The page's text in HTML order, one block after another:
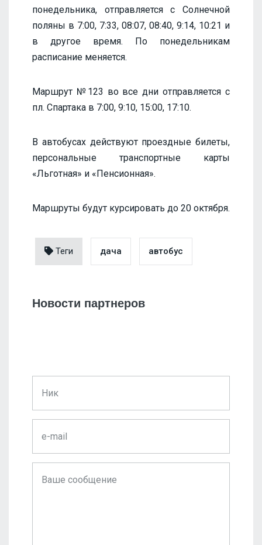
понедельника, отправляется с Солнечной
поляны в 7:00, 7:33, 08:07, 08:40, 9:14, 10:21 и
в другое время. По понедельникам
расписание меняется.
Маршрут №123 во все дни отправляется с
пл. Спартака в 7:00, 9:10, 15:00, 17:10.
В автобусах действуют проездные билеты,
персональные транспортные карты
«Льготная» и «Пенсионная».
Маршруты будут курсировать до 20 октября.
Теги дача автобус
Новости партнеров